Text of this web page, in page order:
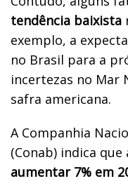
tendência baixista
exemplo, a
no Brasil para a
incertezas no Mar
safra americana.
A Companhia
(Conab) indica que
aumentar 7% em